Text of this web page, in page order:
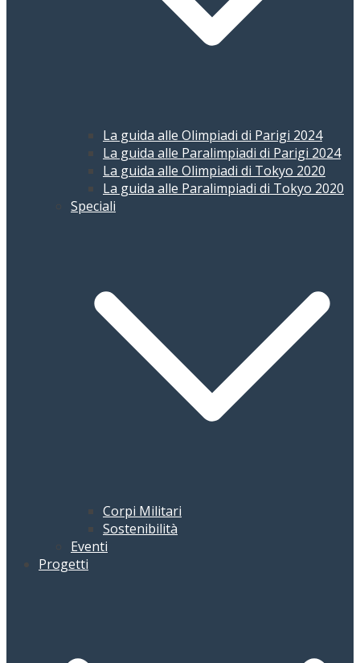
La guida alle Olimpiadi di Parigi 2024
La guida alle Paralimpiadi di Parigi 2024
La guida alle Olimpiadi di Tokyo 2020
La guida alle Paralimpiadi di Tokyo 2020
Speciali
Corpi Militari
Sostenibilità
Eventi
Progetti